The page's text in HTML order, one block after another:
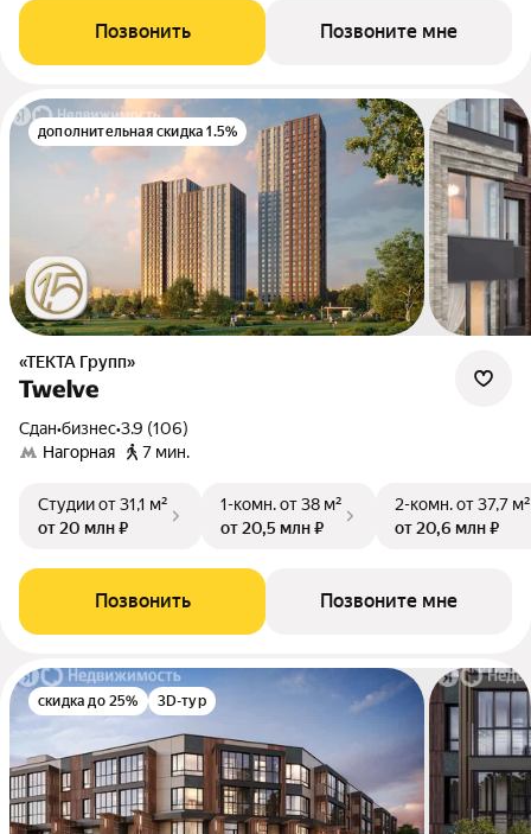
Позвонить Позвоните мне
дополнительная скидка 1.5%
«ТЕКТА Групп»
Twelve
Сдан•бизнес•3.9 (106)
Нагорная
7 мин.
Студииот 31,1 м²
от 20 млн ₽
1-комн.от 38 м²
от 20,5 млн ₽
2-комн.от 37,7 м²
от 20,6 млн ₽
Позвонить Позвоните мне
скидка до 25% 3D-тур